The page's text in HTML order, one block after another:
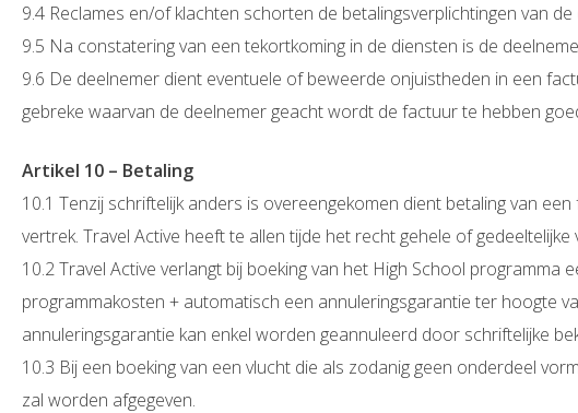
9.4 Reclames en/of klachten schorten de betalingsverplichtingen van
9.5 Na constatering van een tekortkoming in de diensten is de
9.6 De deelnemer dient eventuele of beweerde onjuistheden in een
gebreke waarvan de deelnemer geacht wordt de factuur te hebben
Artikel 10 – Betaling
10.1 Tenzij schriftelijk anders is overeengekomen dient betaling van
vertrek. Travel Active heeft te allen tijde het recht gehele of
10.2 Travel Active verlangt bij boeking van het High School
programmakosten + automatisch een annuleringsgarantie ter hoogte
annuleringsgarantie kan enkel worden geannuleerd door schriftelijke
10.3 Bij een boeking van een vlucht die als zodanig geen onderdeel
zal worden afgegeven.